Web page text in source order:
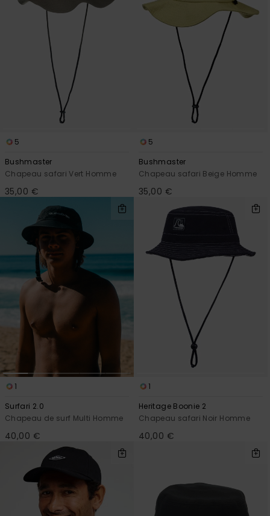
5
Bushmaster
Chapeau safari Vert Homme
35,00 €
5
Bushmaster
Chapeau safari Beige Homme
35,00 €
1
Surfari 2.0
Chapeau de surf Multi Homme
40,00 €
1
Heritage Boonie 2
Chapeau safari Noir Homme
40,00 €